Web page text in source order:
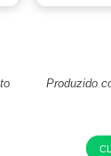
Produzido